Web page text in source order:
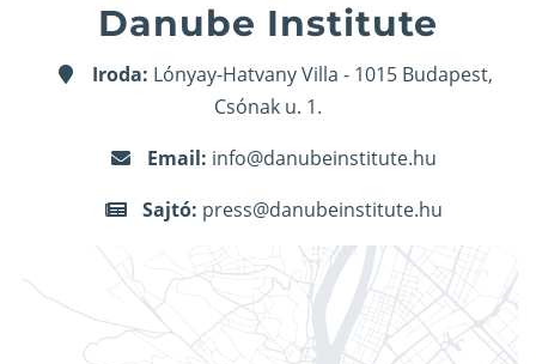
Danube Institute
Iroda: Lónyay-Hatvany Villa - 1015 Budapest,
Csónak u. 1.
Email: info@danubeinstitute.hu
Sajtó: press@danubeinstitute.hu